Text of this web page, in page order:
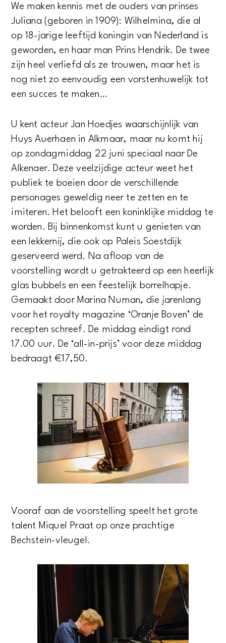
We maken kennis met de ouders van prinses
Juliana (geboren in 1909): Wilhelmina, die al
op 18-jarige leeftijd koningin van Nederland is
geworden, en haar man Prins Hendrik. De twee
zijn heel verliefd als ze trouwen, maar het is
nog niet zo eenvoudig een vorstenhuwelijk tot
een succes te maken…
U kent acteur Jan Hoedjes waarschijnlijk van
Huys Auerhaen in Alkmaar, maar nu komt hij
op zondagmiddag 22 juni speciaal naar De
Alkenaer. Deze veelzijdige acteur weet het
publiek te boeien door de verschillende
personages geweldig neer te zetten en te
imiteren. Het belooft een koninklijke middag te
worden. Bij binnenkomst kunt u genieten van
een lekkernij, die ook op Paleis Soestdijk
geserveerd werd. Na afloop van de
voorstelling wordt u getrakteerd op een heerlijk
glas bubbels en een feestelijk borrelhapje.
Gemaakt door Marina Numan, die jarenlang
voor het royalty magazine ‘Oranje Boven’ de
recepten schreef. De middag eindigt rond
17.00 uur. De ‘all-in-prijs’ voor deze middag
bedraagt €17,50.
Vooraf aan de voorstelling speelt het grote
talent Miquel Praat op onze prachtige
Bechstein-vleugel.